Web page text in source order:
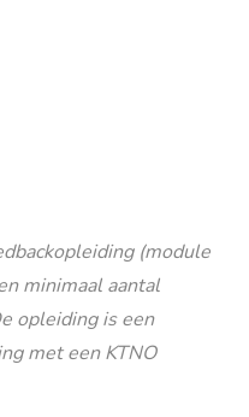
(module
minimaal aantal
opleiding is een
met een KTNO